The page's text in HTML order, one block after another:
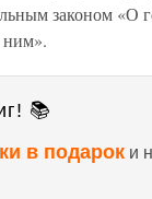
законом «О
ним».
📚
в подарок и